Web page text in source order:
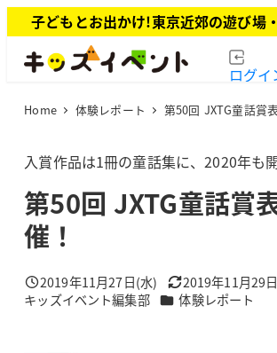
イ
子どもとお出かけ!東京近郊の遊び場
ログイ
Home 体験レポート 第50回 JXTG童話賞
入賞作品は1冊の童話集に、2020年も
第50回 JXTG童話賞
催！
投稿日
2019年11月27日(水) 更新日
2019年11月29
著
キッズイベント編集部 カテゴリー
体験レポート